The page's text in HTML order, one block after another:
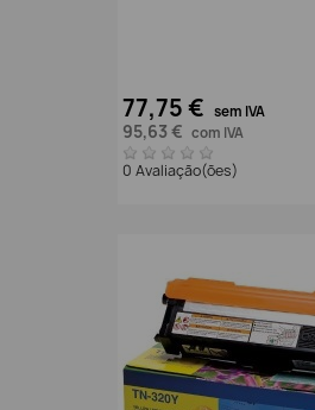
77,75 € sem IVA
95,63 € com IVA
0 Avaliação(ões)